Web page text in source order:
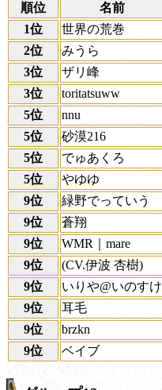
順位
名前
1位
世界の荒巻
2位
みうら
3位
ザリ峰
3位
toritatsuww
5位
nnu
5位
砂漠216
5位
でゅあくろ
5位
やゆゆ
9位
緑野でっていう
9位
蒼翔
9位
WMR｜mare
9位
(CV.伊波 杏樹)
9位
いりや@いのすけ
9位
耳毛
9位
brzkn
9位
ベイブ